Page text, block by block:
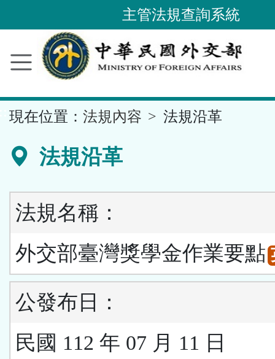
內
容
主管法規查詢系統
現在位置： 法規內容 法規沿革
法規沿革
法規名稱：
外交部臺灣獎學金作業要點
公發布日：
民國 112 年 07 月 11 日